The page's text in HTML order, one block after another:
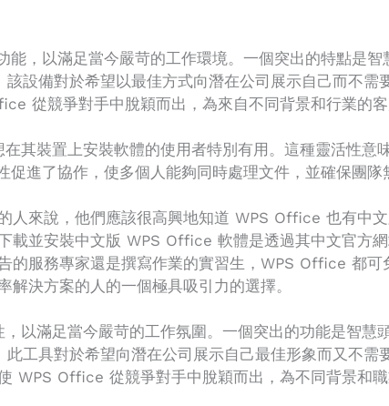
，以滿足當今嚴苛的工作環境。一個突出的特點是
設備對於希望以最佳方式向潛在公司展示自己而不
從競爭對手中脫穎而出，為來自不同背景和行業的客
其裝置上安裝軟體的使用者特別有用。這種靈活性
進了協作，使多個人能夠同時處理文件，並確保團隊
人來說，他們應該很高興地知道 WPS Office 也有中
載並安裝中文版 WPS Office 軟體是透過其中文官方
的服務專家還是撰寫作業的實習生，WPS Office 都
決方案的人的一個極具吸引力的選擇。
以滿足當今嚴苛的工作氛圍。一個突出的功能是智慧
工具對於希望向潛在公司展示自己最佳形象而又不
WPS Office 從競爭對手中脫穎而出，為不同背景和職